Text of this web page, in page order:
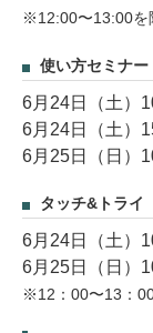
※12:00〜13:00を
使い方セミナー
6月24日（土）
6月24日（土）
6月25日（日）
タッチ&トライ
6月24日（土）
6月25日（日）
※12：00〜13：00